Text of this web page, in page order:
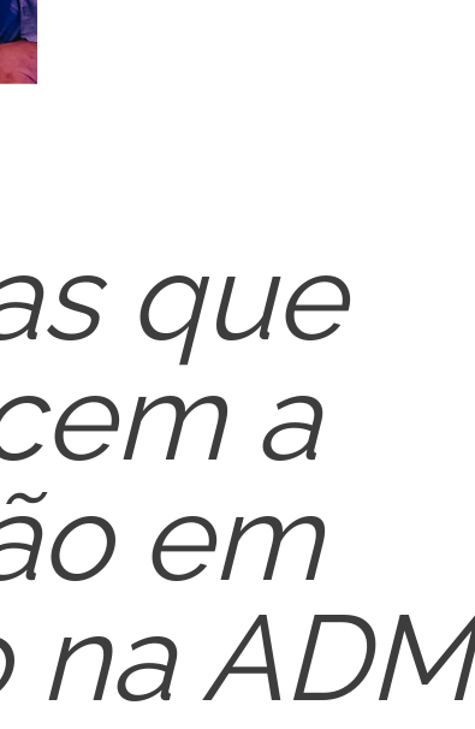
que
a
em
ADM